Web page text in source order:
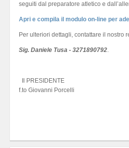
seguiti dal preparatore atletico e
Apri e compila il modulo on-line per
Per ulteriori dettagli, contattare il nostro
Sig. Daniele Tusa - 3271890792.
Il PRESIDENTE
f.to Giovanni Porcelli